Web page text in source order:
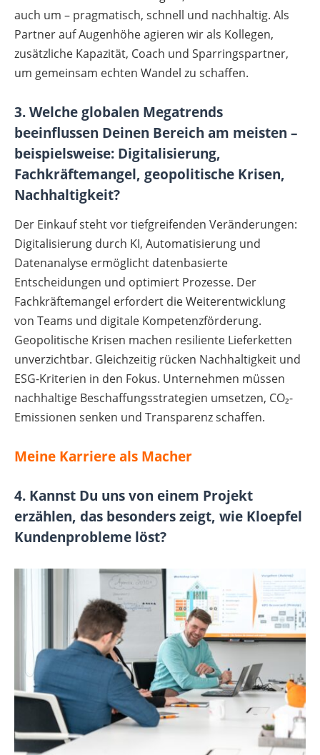
auch um – pragmatisch, schnell und nachhaltig. Als
Partner auf Augenhöhe agieren wir als Kollegen,
zusätzliche Kapazität, Coach und Sparringspartner,
um gemeinsam echten Wandel zu schaffen.
3. Welche globalen Megatrends
beeinflussen Deinen Bereich am meisten –
beispielsweise: Digitalisierung,
Fachkräftemangel, geopolitische Krisen,
Nachhaltigkeit?
Der Einkauf steht vor tiefgreifenden Veränderungen:
Digitalisierung durch KI, Automatisierung und
Datenanalyse ermöglicht datenbasierte
Entscheidungen und optimiert Prozesse. Der
Fachkräftemangel erfordert die Weiterentwicklung
von Teams und digitale Kompetenzförderung.
Geopolitische Krisen machen resiliente Lieferketten
unverzichtbar. Gleichzeitig rücken Nachhaltigkeit und
ESG-Kriterien in den Fokus. Unternehmen müssen
nachhaltige Beschaffungsstrategien umsetzen, CO₂-
Emissionen senken und Transparenz schaffen.
Meine Karriere als Macher
4. Kannst Du uns von einem Projekt
erzählen, das besonders zeigt, wie Kloepfel
Kundenprobleme löst?